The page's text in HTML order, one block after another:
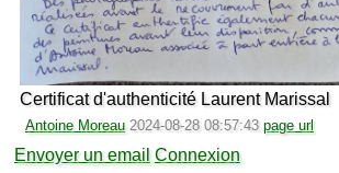
Certificat d'authenticité Laurent Marissal
Antoine Moreau 2024-08-28 08:57:43 page url
Envoyer un email Connexion